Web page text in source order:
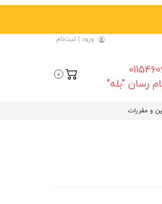
ورود | ثبت‌نام
09111961461 -
0
و مقررات